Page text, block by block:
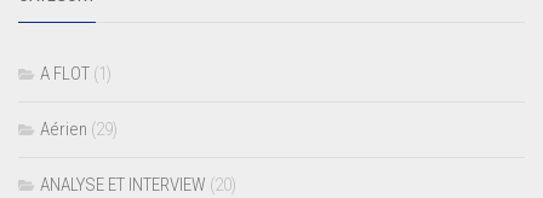
A FLOT (1)
Aérien (29)
ANALYSE ET INTERVIEW (20)